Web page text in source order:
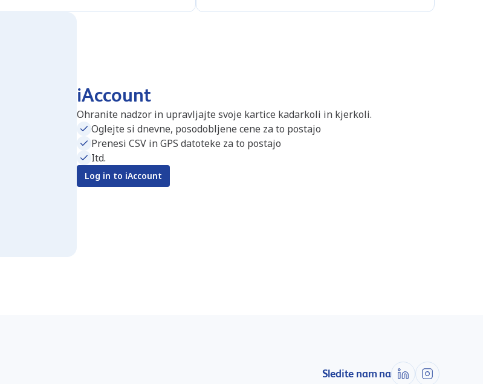
iAccount
Ohranite nadzor in upravljajte svoje kartice kadarkoli in kjerkoli.
Oglejte si dnevne, posodobljene cene za to postajo
Prenesi CSV in GPS datoteke za to postajo
Itd.
Log in to iAccount
Sledite nam na